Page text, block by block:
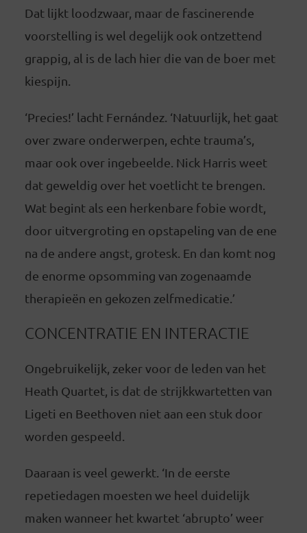
Dat lijkt loodzwaar, maar de fascinerende
voorstelling is wel degelijk ook ontzettend
grappig, al is de lach hier die van de boer met
kiespijn.
‘Precies!’ lacht Fernández. ‘Natuurlijk, het gaat
over zware onderwerpen, echte trauma’s,
maar ook over ingebeelde. Nick Harris weet
dat geweldig over het voetlicht te brengen.
Wat begint als een herkenbare fobie wordt,
door uitvergroting en opstapeling van de ene
na de andere angst, grotesk. En dan komt nog
de enorme opsomming van zogenaamde
therapieën en gekozen zelfmedicatie.’
CONCENTRATIE EN INTERACTIE
Ongebruikelijk, zeker voor de leden van het
Heath Quartet, is dat de strijkkwartetten van
Ligeti en Beethoven niet aan een stuk door
worden gespeeld.
Daaraan is veel gewerkt. ‘In de eerste
repetiedagen moesten we heel duidelijk
maken wanneer het kwartet ‘abrupto’ weer